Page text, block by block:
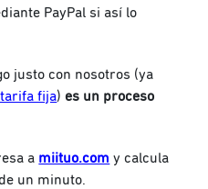
PayPal si así lo
justo con nosotros (ya
fija)es un proceso
a miituo.com y calcula
un minuto.